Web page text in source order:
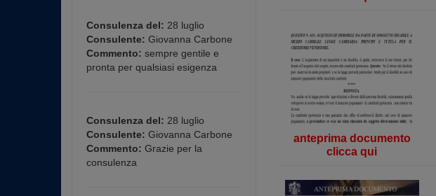
Consulenza del: 28 luglio
Consulente: Giovanna Carbone
Commento: sempre gentile e
pronta per qualsiasi esigenza
Consulenza del: 28 luglio
Consulente: Giovanna Carbone
Commento: Grazie per la
consulenza
anteprima documento
clicca qui